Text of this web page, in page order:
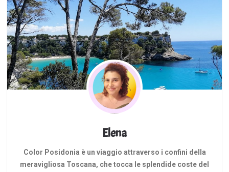
Elena
Color Posidonia è un viaggio attraverso i confini della
meravigliosa Toscana, che tocca le splendide coste del